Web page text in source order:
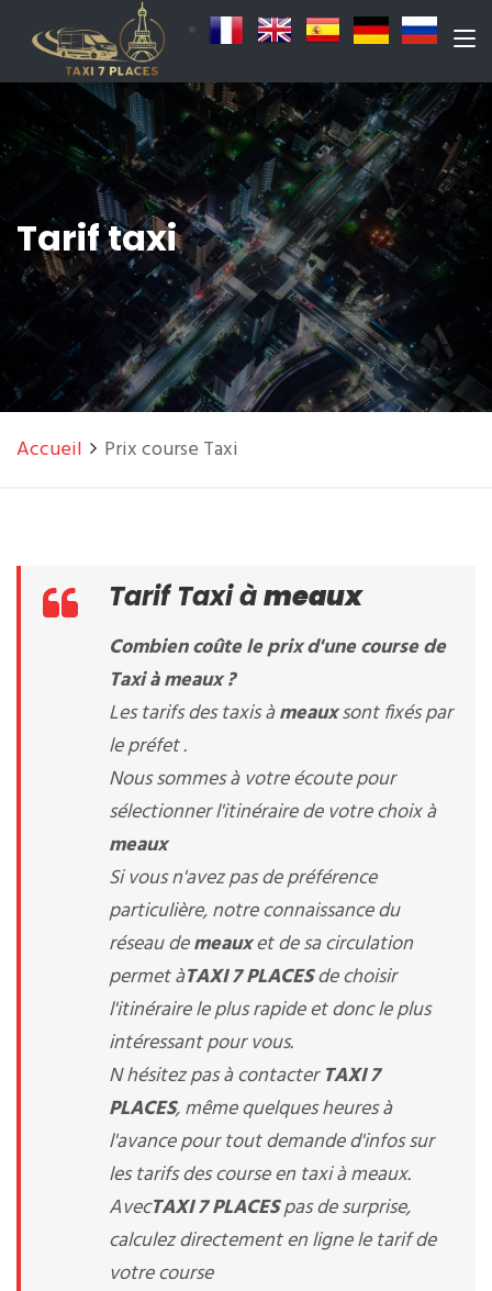
Tarif taxi
Accueil Prix course Taxi
Tarif Taxi àmeaux
Combien coûte le prix d'une course de
Taxi àmeaux?
Les tarifs des taxis àmeauxsont fixés par
le préfet .
Nous sommes à votre écoute pour
sélectionner l'itinéraire de votre choix à
meaux
Si vous n'avez pas de préférence
particulière, notre connaissance du
réseau demeauxet de sa circulation
permet àTAXI 7 PLACESde choisir
l'itinéraire le plus rapide et donc le plus
intéressant pour vous.
N hésitez pas à contacterTAXI 7
PLACES, même quelques heures à
l'avance pour tout demande d'infos sur
les tarifs des course en taxi à meaux.
AvecTAXI 7 PLACESpas de surprise,
calculez directement en ligne le tarif de
votre course